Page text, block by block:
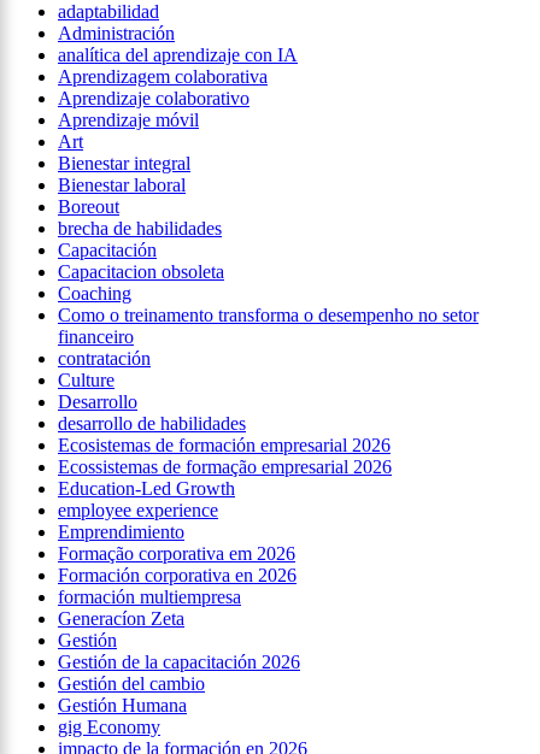
adaptabilidad
Administración
analítica del aprendizaje con IA
Aprendizagem colaborativa
Aprendizaje colaborativo
Aprendizaje móvil
Art
Bienestar integral
Bienestar laboral
Boreout
brecha de habilidades
Capacitación
Capacitacion obsoleta
Coaching
Como o treinamento transforma o desempenho no setor
financeiro
contratación
Culture
Desarrollo
desarrollo de habilidades
Ecosistemas de formación empresarial 2026
Ecossistemas de formação empresarial 2026
Education-Led Growth
employee experience
Emprendimiento
Formação corporativa em 2026
Formación corporativa en 2026
formación multiempresa
Generacíon Zeta
Gestión
Gestión de la capacitación 2026
Gestión del cambio
Gestión Humana
gig Economy
impacto de la formación en 2026